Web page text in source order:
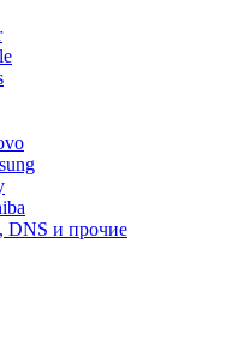
DNS и прочие